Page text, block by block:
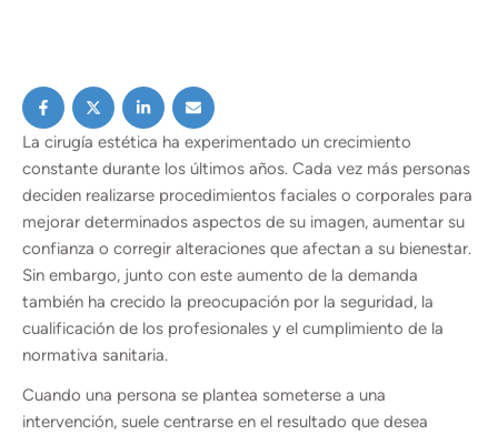
La cirugía estética ha experimentado un crecimiento
constante durante los últimos años. Cada vez más personas
deciden realizarse procedimientos faciales o corporales para
mejorar determinados aspectos de su imagen, aumentar su
confianza o corregir alteraciones que afectan a su bienestar.
Sin embargo, junto con este aumento de la demanda
también ha crecido la preocupación por la seguridad, la
cualificación de los profesionales y el cumplimiento de la
normativa sanitaria.
Cuando una persona se plantea someterse a una
intervención, suele centrarse en el resultado que desea